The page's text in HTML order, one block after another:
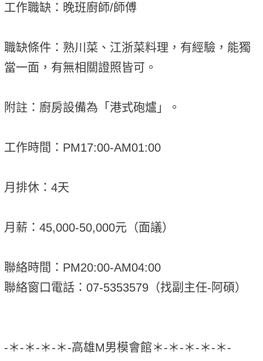
工作職缺：晚班廚師/師傅
職缺條件：熟川菜、江浙菜料理，有經驗，能獨
當一面，有無相關證照皆可。
附註：廚房設備為「港式砲爐」。
工作時間：PM17:00-AM01:00
月排休：4天
月薪：45,000-50,000元（面議）
聯絡時間：PM20:00-AM04:00
聯絡窗口電話：07-5353579（找副主任-阿碩）
-＊-＊-＊-＊-高雄M男模會館＊-＊-＊-＊-＊-